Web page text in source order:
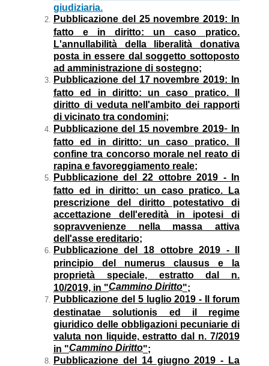
giudiziaria.
Pubblicazione del 25 novembre 2019: In
fatto e in diritto: un caso pratico.
L'annullabilità della liberalità donativa
posta in essere dal soggetto sottoposto
ad amministrazione di sostegno;
Pubblicazione del 17 novembre 2019: In
fatto ed in diritto: un caso pratico. Il
diritto di veduta nell'ambito dei rapporti
di vicinato tra condomini;
Pubblicazione del 15 novembre 2019- In
fatto ed in diritto: un caso pratico. Il
confine tra concorso morale nel reato di
rapina e favoreggiamento reale;
Pubblicazione del 22 ottobre 2019 - In
fatto ed in diritto: un caso pratico. La
prescrizione del diritto potestativo di
accettazione dell'eredità in ipotesi di
sopravvenienze nella massa attiva
dell'asse ereditario;
Pubblicazione del 18 ottobre 2019 - Il
principio del numerus clausus e la
proprietà speciale, estratto dal n.
10/2019, in "Cammino Diritto";
Pubblicazione del 5 luglio 2019 - Il forum
destinatae solutionis ed il regime
giuridico delle obbligazioni pecuniarie di
valuta non liquide, estratto dal n. 7/2019
in "Cammino Diritto";
Pubblicazione del 14 giugno 2019 - La